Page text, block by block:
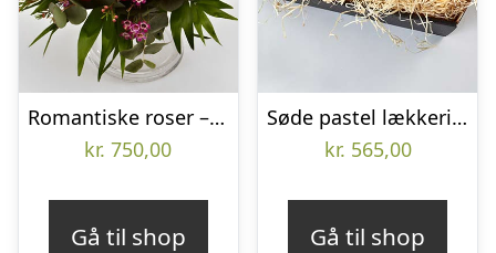
Romantiske roser – Send blomster med Bloomit
kr. 750,00
Gå til shop
Søde pastel lækkerier – Send blomster med Bloomit
kr. 565,00
Gå til shop